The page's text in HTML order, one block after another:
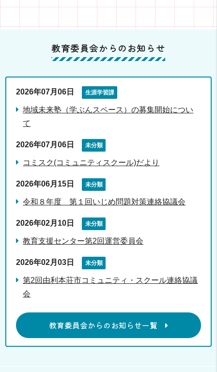
教育委員会からのお知らせ
2026年07月06日 生涯学習課
地域未来塾（学ぶんスペース）の募集開始につい
て
2026年07月06日 未分類
コミスク(コミュニティスクール)だより
2026年06月15日 未分類
令和８年度 第１回いじめ問題対策連絡協議会
2026年02月10日 未分類
教育支援センター第2回運営委員会
2026年02月03日 未分類
第2回由利本荘市コミュニティ・スクール連絡協議
会
教育委員会からのお知らせ一覧